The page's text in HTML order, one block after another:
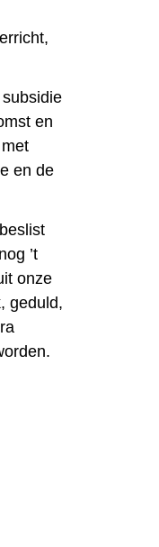
en
en de
’t
onze
geduld,